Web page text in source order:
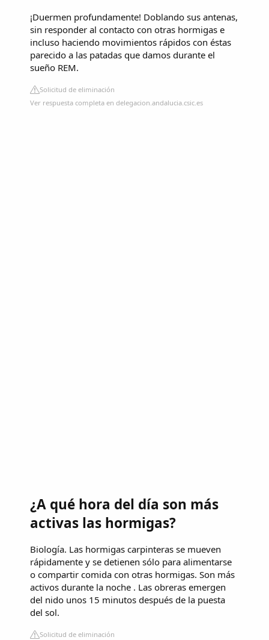
¡Duermen profundamente! Doblando sus antenas,
sin responder al contacto con otras hormigas e
incluso haciendo movimientos rápidos con éstas
parecido a las patadas que damos durante el
sueño REM.
Solicitud de eliminación
Ver respuesta completa en delegacion.andalucia.csic.es
¿A qué hora del día son más
activas las hormigas?
Biología. Las hormigas carpinteras se mueven
rápidamente y se detienen sólo para alimentarse
o compartir comida con otras hormigas. Son más
activos durante la noche . Las obreras emergen
del nido unos 15 minutos después de la puesta
del sol.
Solicitud de eliminación